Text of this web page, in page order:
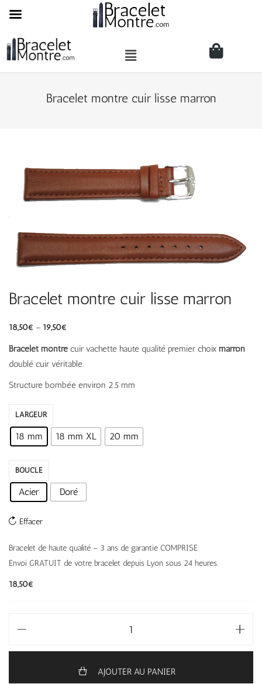
Bracelet montre cuir lisse marron
Bracelet montre cuir lisse marron
18,50€ – 19,50€
Bracelet montre cuir vachette haute qualité premier choix marron
doublé cuir véritable.
Structure bombée environ 2.5 mm
LARGEUR
18 mm 18 mm XL 20 mm
BOUCLE
Acier Doré
Effacer
Bracelet de haute qualité – 3 ans de garantie COMPRISE
Envoi GRATUIT de votre bracelet depuis Lyon sous 24 heures.
18,50€
AJOUTER AU PANIER